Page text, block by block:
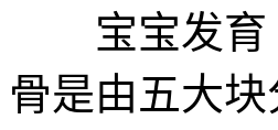
宝宝发育
骨是由五大